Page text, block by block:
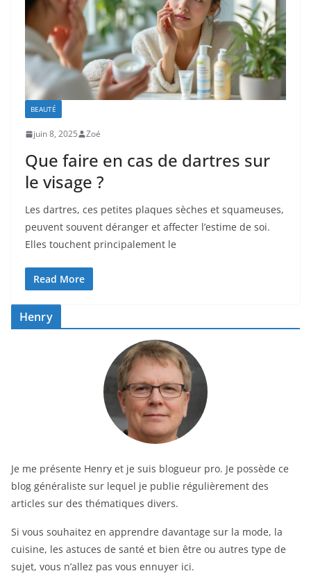
BEAUTÉ
juin 8, 2025 Zoé
Que faire en cas de dartres sur
le visage ?
Les dartres, ces petites plaques sèches et squameuses,
peuvent souvent déranger et affecter l’estime de soi.
Elles touchent principalement le
Read More
Henry
Je me présente Henry et je suis blogueur pro. Je possède ce
blog généraliste sur lequel je publie régulièrement des
articles sur des thématiques divers.
Si vous souhaitez en apprendre davantage sur la mode, la
cuisine, les astuces de santé et bien être ou autres type de
sujet, vous n’allez pas vous ennuyer ici.